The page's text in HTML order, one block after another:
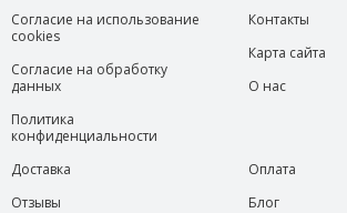
Согласие на использование
cookies
Согласие на обработку
данных
Политика
конфиденциальности
Контакты
Карта сайта
О нас
Доставка
Отзывы
Оплата
Блог